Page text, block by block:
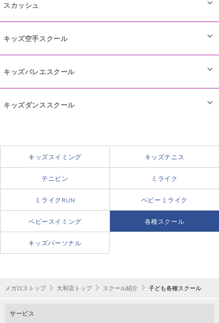
スカッシュ
なスポーツ。体力・敏捷性・反射神経等を養うことができ、ジ
ュニア世界大会も開催されている人気競技です。
スケジュール
キッズ空手スクール
健全な精神は、強い身体から。
武道ならではの礼儀作法を学ぶことはもちろん、
稽古によって集中力が養われ、
相手を思いやる心が芽生えます。
体験予約はこちらから！
スケジュール
キッズバレエスクール
美しさを引きだしてくれるバレエは
基礎から上級まで幅広いレッスンをご用意。
日ごろの練習の成果を発揮しています。
キッズダンススクール
音楽にあわせて体を動かすことによって、リズム感や
柔軟性を養い、基本的なダンスステップを習得します。
表現力を高めます。
日ごろの練習の成果を発揮しています。
キッズスイミング キッズテニス
テニピン ミライク
ミライクRUN ベビーミライク
ベビースイミング 各種スクール
キッズパーソナル
メガロストップ 大和店トップ スクール紹介 子ども各種スクール
サービス